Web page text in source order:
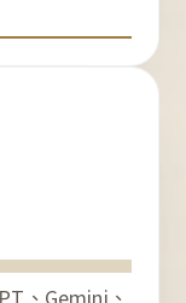
、Gemini、